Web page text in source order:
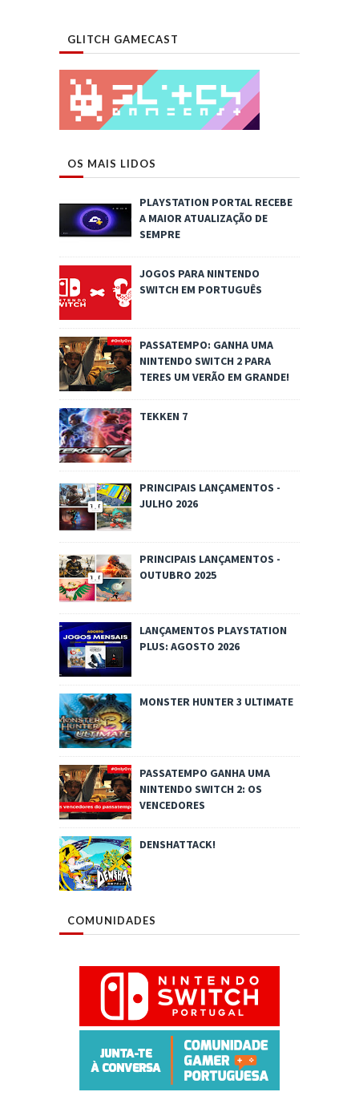
GLITCH GAMECAST
OS MAIS LIDOS
PLAYSTATION PORTAL RECEBE
A MAIOR ATUALIZAÇÃO DE
SEMPRE
JOGOS PARA NINTENDO
SWITCH EM PORTUGUÊS
PASSATEMPO: GANHA UMA
NINTENDO SWITCH 2 PARA
TERES UM VERÃO EM GRANDE!
TEKKEN 7
PRINCIPAIS LANÇAMENTOS -
JULHO 2026
PRINCIPAIS LANÇAMENTOS -
OUTUBRO 2025
LANÇAMENTOS PLAYSTATION
PLUS: AGOSTO 2026
MONSTER HUNTER 3 ULTIMATE
PASSATEMPO GANHA UMA
NINTENDO SWITCH 2: OS
VENCEDORES
DENSHATTACK!
COMUNIDADES